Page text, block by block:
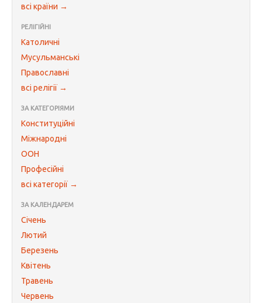
всі країни →
РЕЛІГІЙНІ
Католичні
Мусульманські
Православні
всі релігії →
ЗА КАТЕГОРІЯМИ
Конституційні
Міжнародні
ООН
Професійні
всі категорії →
ЗА КАЛЕНДАРЕМ
Січень
Лютий
Березень
Квітень
Травень
Червень